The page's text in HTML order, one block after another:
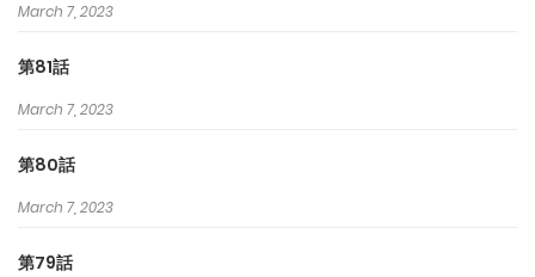
March 7, 2023
第81話
March 7, 2023
第80話
March 7, 2023
第79話